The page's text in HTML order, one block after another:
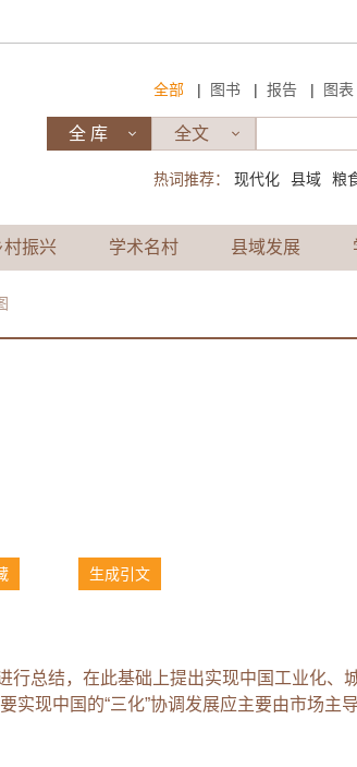
全部 | 图书 | 报告 | 图表
热词推荐： 现代化 县域 粮
村振兴 学术名村 县域发展
生成引文
行总结，在此基础上提出实现中国工业化、
实现中国的“三化”协调发展应主要由市场主